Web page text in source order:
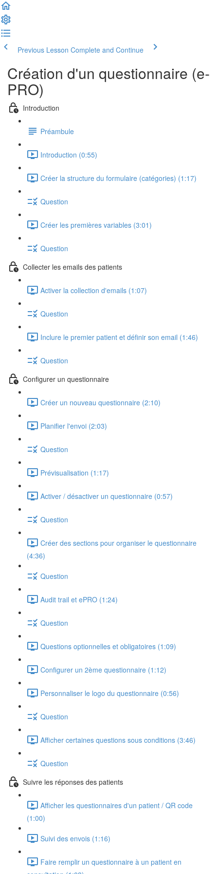
Previous Lesson Complete and Continue
Création d'un questionnaire (e-
PRO)
Introduction
Préambule
Introduction (0:55)
Créer la structure du formulaire (catégories) (1:17)
Question
Créer les premières variables (3:01)
Question
Collecter les emails des patients
Activer la collection d'emails (1:07)
Question
Inclure le premier patient et définir son email (1:46)
Question
Configurer un questionnaire
Créer un nouveau questionnaire (2:10)
Planifier l'envoi (2:03)
Question
Prévisualisation (1:17)
Activer / désactiver un questionnaire (0:57)
Question
Créer des sections pour organiser le questionnaire
(4:36)
Question
Audit trail et ePRO (1:24)
Question
Questions optionnelles et obligatoires (1:09)
Configurer un 2ème questionnaire (1:12)
Personnaliser le logo du questionnaire (0:56)
Question
Afficher certaines questions sous conditions (3:46)
Question
Suivre les réponses des patients
Afficher les questionnaires d'un patient / QR code
(1:00)
Suivi des envois (1:16)
Faire remplir un questionnaire à un patient en